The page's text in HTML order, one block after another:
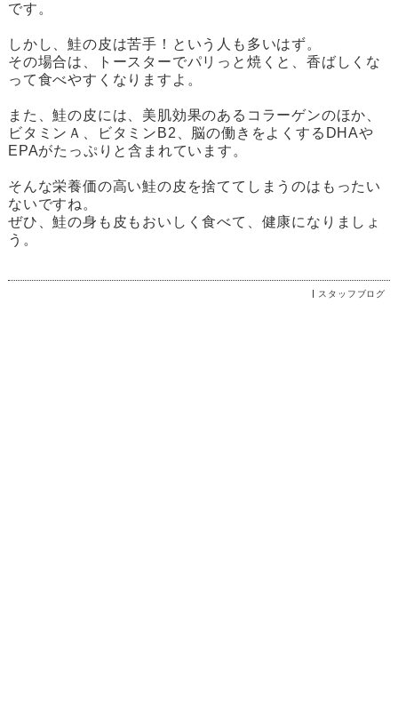
です。
しかし、鮭の皮は苦手！という人も多いはず。
その場合は、トースターでパリっと焼くと、香ばしくな
って食べやすくなりますよ。
また、鮭の皮には、美肌効果のあるコラーゲンのほか、
ビタミンＡ、ビタミンB2、脳の働きをよくするDHAや
EPAがたっぷりと含まれています。
そんな栄養価の高い鮭の皮を捨ててしまうのはもったい
ないですね。
ぜひ、鮭の身も皮もおいしく食べて、健康になりましょ
う。
スタッフブログ